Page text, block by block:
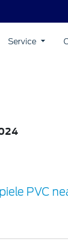
Service
PVC